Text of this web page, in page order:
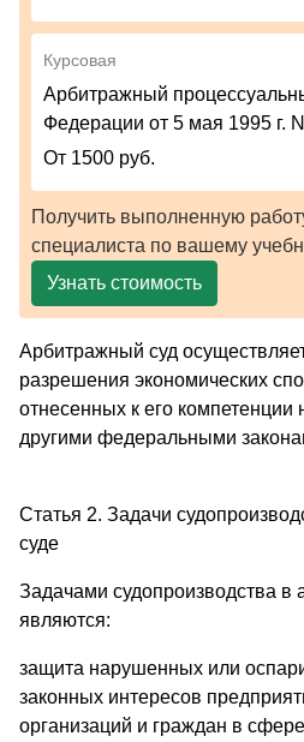
Курсовая
Арбитражный
Федерации от 5 мая 1995 г.
От 1500 руб.
Получить выполненную
специалиста по вашему
Узнать стоимость
Арбитражный суд
разрешения экономических
отнесенных к его
другими федеральными
Статья 2. Задачи
суде
Задачами судопроизводства в
являются:
защита нарушенных или
законных интересов
организаций и граждан в